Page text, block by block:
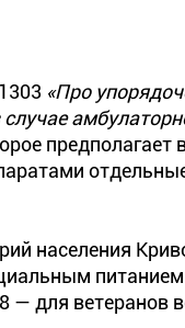
«Про
предполагает
населения
— для ветеранов